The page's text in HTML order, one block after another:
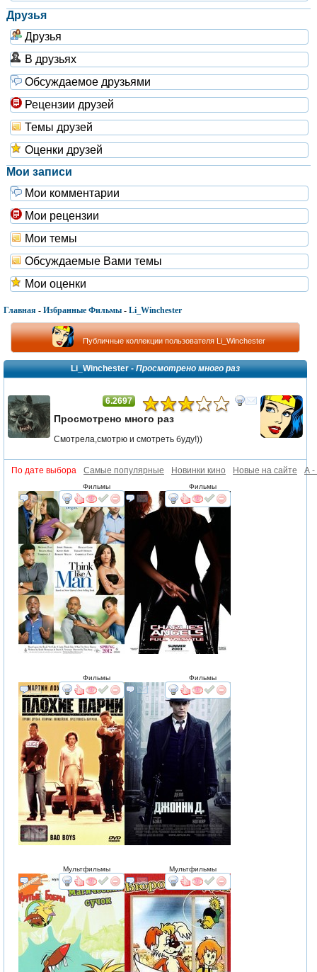
Друзья
Друзья
В друзьях
Обсуждаемое друзьями
Рецензии друзей
Темы друзей
Оценки друзей
Мои записи
Мои комментарии
Мои рецензии
Мои темы
Обсуждаемые Вами темы
Мои оценки
Главная - Избранные Фильмы - Li_Winchester
Публичные коллекции пользователя Li_Winchester
Li_Winchester -Просмотрено много раз
6.2697
Просмотрено много раз
Смотрела,смотрю и смотреть буду!))
По дате выбора Самые популярные Новинки кино Новые на сайте А -
Фильмы
смотретьинтересует
Фильмы
смотретьинтересует
Фильмы
смотретьинтересует
Фильмы
смотретьинтересует
Мультфильмы
смотретьинтересует
Мультфильмы
смотретьинтересует